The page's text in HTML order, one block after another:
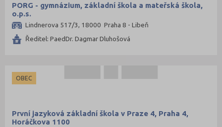
PORG - gymnázium, základní škola a mateřská škola,
o.p.s.
Lindnerova 517/3, 18000 Praha 8 - Libeň
Ředitel: PaedDr. Dagmar Dluhošová
OBEC
První jazyková základní škola v Praze 4, Praha 4,
Horáčkova 1100